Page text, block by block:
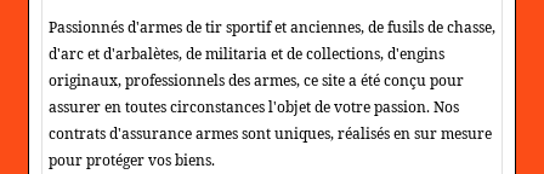
Passionnés d'armes de tir sportif et anciennes, de fusils de chasse,
d'arc et d'arbalètes, de militaria et de collections, d'engins
originaux, professionnels des armes, ce site a été conçu pour
assurer en toutes circonstances l'objet de votre passion. Nos
contrats d'assurance armes sont uniques, réalisés en sur mesure
pour protéger vos biens.